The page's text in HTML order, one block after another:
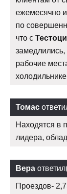
ежемесячно
по
что с
замедлились,
рабочие
Томас
Находятся в
лидера,
Вера
Проездов-